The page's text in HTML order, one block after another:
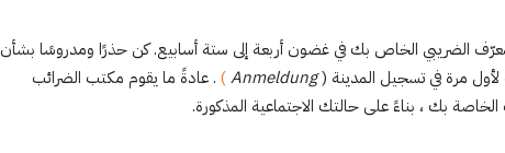
الضريبي الخاص بك في غضون أربعة إلى ستة أسابيع. كن حذرًا ومدروسًا بشأن
لأول مرة في تسجيل المدينة (Anmeldung
) . عادةً ما يقوم مكتب الضرائب
بك ، بناءً على حالتك الاجتماعية المذكورة.